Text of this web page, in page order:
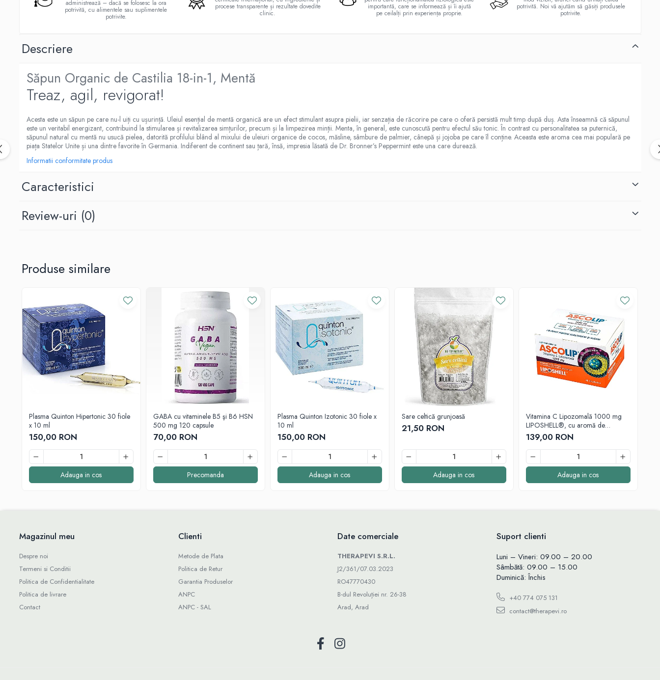
Quinton
Proteine și aminoacizi
Carnitina
Cisteina
Glutation
Metionina
Vitamine
Dispozitive
Non-medicale
Alimente sanătoase
Cereale și paste
Fructe oleaginoase
Îndulcitori și dulciuri
Ciocolată și batoane
Dulcețuri si creme tartinabile
Înlocuitori de zahăr
Îngrijirea pielii
Îngrijirea corpului
Îngrijirea mâinilor
Îngrijirea picioarelor
Îngrijirea tenului
Îngrijirea părului
administrează – dacă se folosesc la ora
potrivită, cu alimentele sau suplimentele
potrivite.
procese transparente și rezultate dovedite
clinic.
importantă, care se informează și îi ajută
pe ceilalți prin experiența proprie.
potrivită. Noi vă ajutăm să găsiți produsele
potrivite.
Descriere
Săpun Organic de Castilia 18-in-1, Mentă
Treaz, agil, revigorat!
Acesta este un săpun pe care nu-l uiți cu ușurință. Uleiul esențial de mentă organică are un efect stimulant asupra pielii, iar senzația de răcorire pe care o oferă persistă mult timp după duș. Asta înseamnă că săpunul
este un veritabil energizant, contribuind la stimularea și revitalizarea simțurilor, precum și la limpezirea minții. Menta, în general, este cunoscută pentru efectul său tonic. În contrast cu personalitatea sa puternică,
săpunul natural cu mentă nu usucă pielea, datorită profilului blând al mixului de uleiuri organice de cocos, măsline, sâmbure de palmier, cânepă și jojoba pe care îl conține. Aceasta este aroma cea mai populară pe
piața Statelor Unite și una dintre favorite în Germania. Indiferent de continent sau țară, însă, impresia lăsată de Dr. Bronner’s Peppermint este una care durează.
Informatii conformitate produs
Caracteristici
Review-uri (0)
Produse similare
Plasma Quinton Hipertonic 30 fiole
x 10 ml
150,00 RON
Adauga in cos
GABA cu vitaminele B5 şi B6 HSN
500 mg 120 capsule
70,00 RON
Precomanda
Plasma Quinton Izotonic 30 fiole x
10 ml
150,00 RON
Adauga in cos
Sare celtică grunjoasă
21,50 RON
Adauga in cos
Vitamina C Lipozomală 1000 mg
LIPOSHELL®, cu aromă de
coacăze (30 plicuri) - absorbție
superioară pentru imunitate
139,00 RON
Adauga in cos
Magazinul meu
Despre noi
Termeni si Conditii
Politica de Confidentialitate
Politica de livrare
Contact
Clienti
Metode de Plata
Politica de Retur
Garantia Produselor
ANPC
ANPC - SAL
Date comerciale
THERAPEVI S.R.L.
J2/361/07.03.2023
RO47770430
B-dul Revoluției nr. 26-38
Arad, Arad
Suport clienti
Luni – Vineri: 09.00 – 20.00
Sâmbătă: 09.00 – 15.00
Duminică: Închis
+40 774 075 131
contact@therapevi.ro